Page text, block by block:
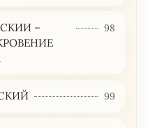
–
98
99